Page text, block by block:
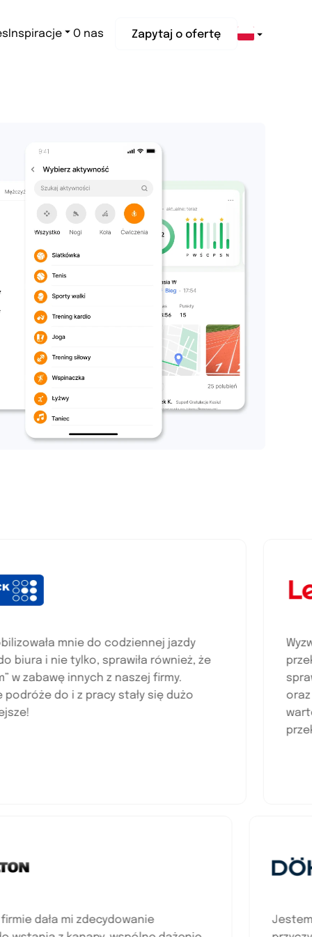
Inspiracje O nas Zapytaj o ofertę
mnie do codziennej jazdy
i nie tylko, sprawiła również, że
innych z naszej firmy.
do i z pracy stały się dużo
oraz
warto z
w firmie dała mi zdecydowanie